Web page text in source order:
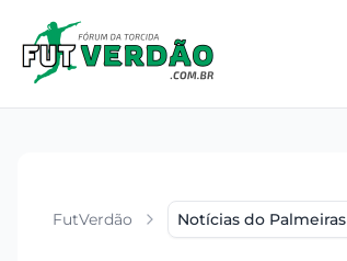
FutVerdão Notícias do Palmeiras